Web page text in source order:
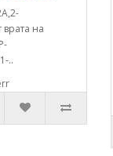
врата на
..